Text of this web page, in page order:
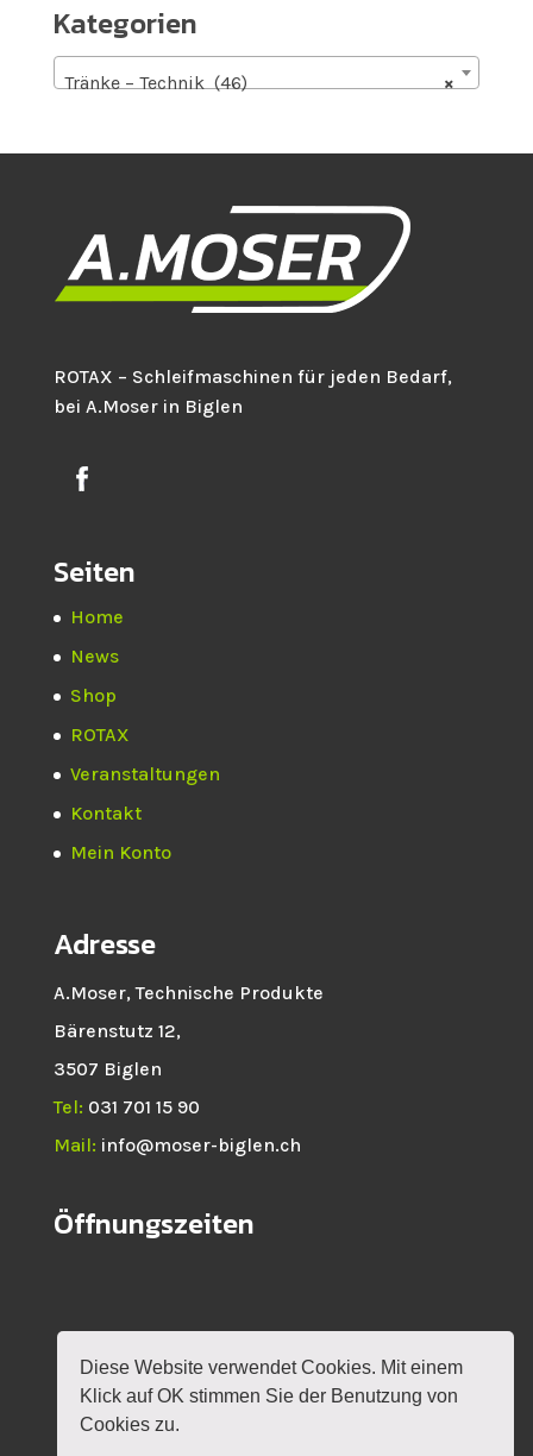
Diese Website verwendet Cookies. Mit einem
Klick auf OK stimmen Sie der Benutzung von
Cookies zu.
Kategorien
×
Tränke – Technik (46)
ROTAX – Schleifmaschinen für jeden Bedarf,
bei A.Moser in Biglen
Seiten
Home
News
Shop
ROTAX
Veranstaltungen
Kontakt
Mein Konto
Adresse
A.Moser, Technische Produkte
Bärenstutz 12,
3507 Biglen
Tel: 031 701 15 90
Mail: info@moser-biglen.ch
Öffnungszeiten
HOME NEWS SHOP
ROTAX
VERANSTALTUNGEN